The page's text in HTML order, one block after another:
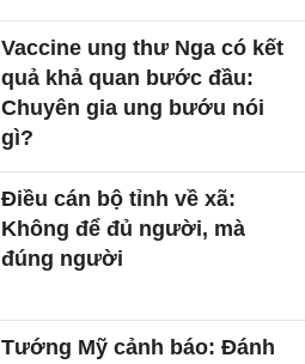
Vaccine ung thư Nga có kết
quả khả quan bước đầu:
Chuyên gia ung bướu nói
gì?
Điều cán bộ tỉnh về xã:
Không để đủ người, mà
đúng người
Tướng Mỹ cảnh báo: Đánh